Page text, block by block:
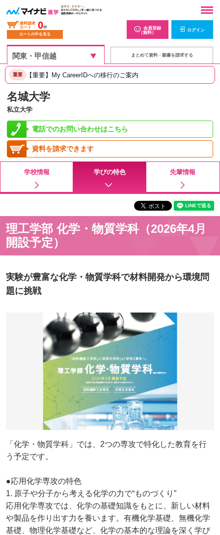
資料請求
カート
0件
カートの中を見る
会員登録
（無料）
ログイン
まとめて資料・願書を請求する
重要 【重要】My CareerIDへの移行のご案内
名城大学
私立大学
電話でのお問い合わせはこちら
資料を請求できます
学校情報 学びの特色 先輩情報
理工学部 化学・物質学科（2026年4月
開設予定）
実験が豊富な化学・物質学科で材料開発から環境問
題に挑戦
「化学・物質学科」では、2つの専攻で特化した教育を行
う予定です。
●応用化学専攻の特色
1. 原子や分子から考える化学の力で“ものづくり”
応用化学専攻では、化学の基礎知識をもとに、新しい材料
や製品を作り出す力を養います。有機化学基礎、無機化学
基礎、物理化学基礎など、化学の基本的な理論を深く学び